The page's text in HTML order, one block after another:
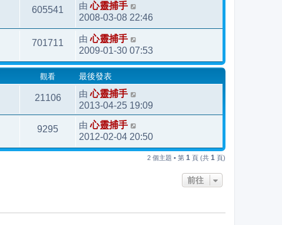
605541 由心靈捕手
2008-03-08 22:46
701711 由心靈捕手
2009-01-30 07:53
觀看 最後發表
21106 由心靈捕手
2013-04-25 19:09
9295 由心靈捕手
2012-02-04 20:50
2 個主題 • 第 1 頁 (共 1 頁)
前往